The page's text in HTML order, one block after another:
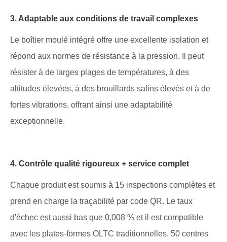
3. Adaptable aux conditions de travail complexes
Le boîtier moulé intégré offre une excellente isolation et
répond aux normes de résistance à la pression. Il peut
résister à de larges plages de températures, à des
altitudes élevées, à des brouillards salins élevés et à de
fortes vibrations, offrant ainsi une adaptabilité
exceptionnelle.
4. Contrôle qualité rigoureux + service complet
Chaque produit est soumis à 15 inspections complètes et
prend en charge la traçabilité par code QR. Le taux
d'échec est aussi bas que 0,008 % et il est compatible
avec les plates-formes OLTC traditionnelles. 50 centres